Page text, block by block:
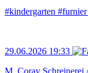
#kindergarten
29.06.2026 19:33
M. Coray Schreinerei